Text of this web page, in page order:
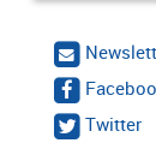
Twitter